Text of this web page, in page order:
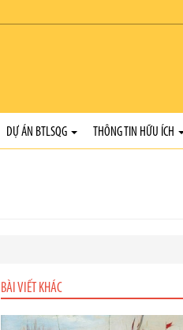
DỰ ÁN BTLSQG THÔNG TIN HỮU ÍCH
BÀI VIẾT KHÁC